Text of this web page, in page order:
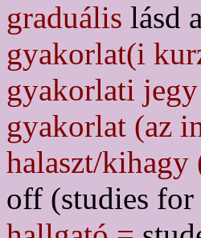
graduális lásd
gyakorlat(i
gyakorlati
gyakorlat (az
halaszt/kihagy
off (studies